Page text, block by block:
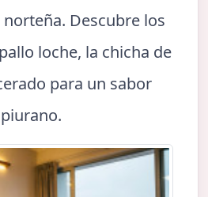
Descubre los
loche, la chicha de
para un sabor
piurano.